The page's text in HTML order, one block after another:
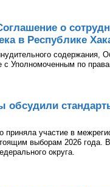
о
в Республике
содержания,
Уполномоченным по
обсудили
участие в
выборам 2026 года.
округа.